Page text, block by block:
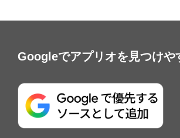
Googleでアプリオを見つけや